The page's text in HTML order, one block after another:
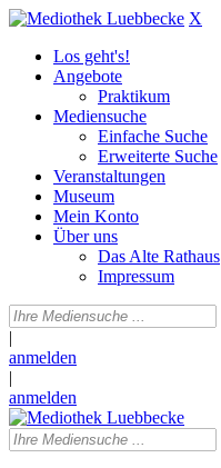
X
Los geht's!
Angebote
Praktikum
Mediensuche
Einfache Suche
Erweiterte Suche
Veranstaltungen
Museum
Mein Konto
Über uns
Das Alte Rathaus
Impressum
|
anmelden
|
anmelden